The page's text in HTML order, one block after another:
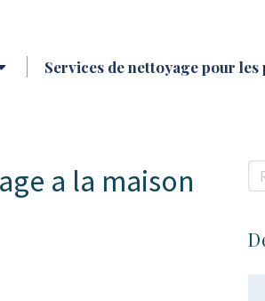
Services de nettoyage pour
a la maison